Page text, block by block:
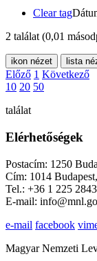
Clear tag
2 találat (0,01
ikon nézet lista
Előző 1 Következő
10 20 50
találat
Elérhetőségek
Postacím: 1250
Cím: 1014
Tel.: +36 1 225
E-mail:
e-mail facebook
Magyar Nemzeti